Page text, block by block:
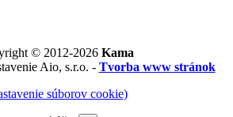
© 2012-2026 Kama
Aio, s.r.o. - Tvorba www stránok
súborov cookie)